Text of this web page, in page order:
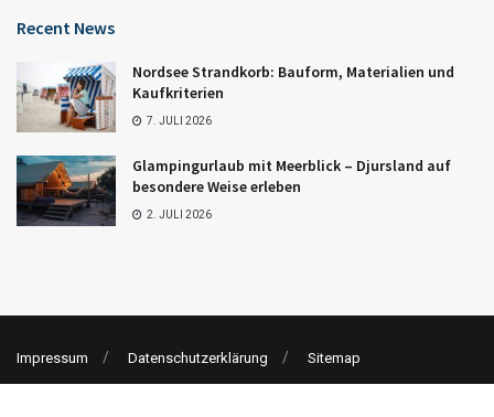
Recent News
Nordsee Strandkorb: Bauform, Materialien und
Kaufkriterien
7. JULI 2026
Glampingurlaub mit Meerblick – Djursland auf
besondere Weise erleben
2. JULI 2026
Impressum Datenschutzerklärung Sitemap